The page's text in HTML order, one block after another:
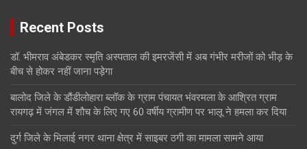
Recent Posts
डॉ. भीमराव अंबेडकर स्मृति अस्पताल की इमरजेंसी में अब गंभीर मरीजों को भीड़ के
बीच से होकर नहीं जाना पड़ेगा
बालोद जिले के डौंडीलोहारा ब्लॉक के ग्राम पंचायत भंवरमला के आश्रित ग्राम
रायगढ़ में जंगल में शौच के लिए गए 60 वर्षीय ग्रामीण पर भालू ने हमला कर दिया
दुर्ग जिले के भिलाई नगर थाना क्षेत्र में साइबर ठगी का मामला सामने आया